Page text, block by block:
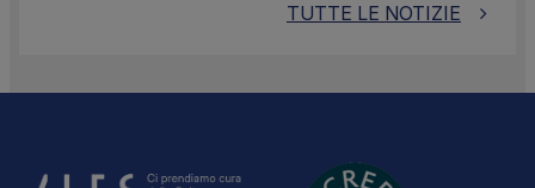
TUTTE LE NOTIZIE